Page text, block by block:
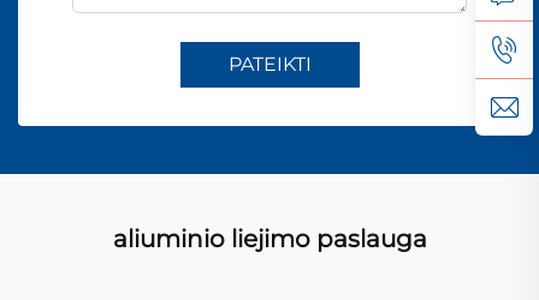
PATEIKTI
aliuminio liejimo paslauga